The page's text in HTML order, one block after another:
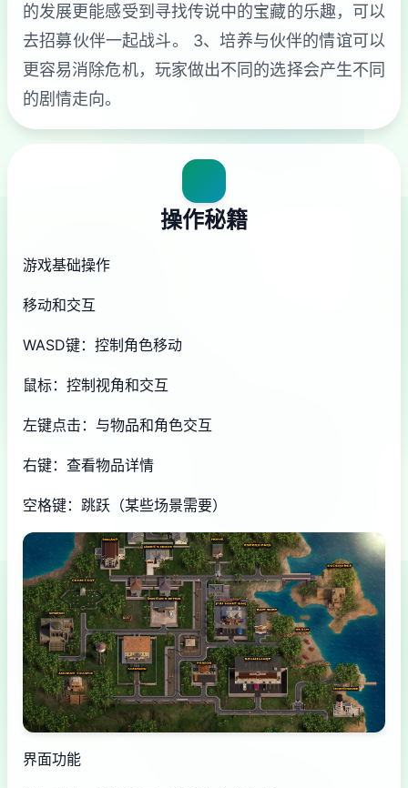
的发展更能感受到寻找传说中的宝藏的乐趣，可以
去招募伙伴一起战斗。 3、培养与伙伴的情谊可以
更容易消除危机，玩家做出不同的选择会产生不同
的剧情走向。
操作秘籍
游戏基础操作
移动和交互
WASD键：控制角色移动
鼠标：控制视角和交互
左键点击：与物品和角色交互
右键：查看物品详情
空格键：跳跃（某些场景需要）
界面功能